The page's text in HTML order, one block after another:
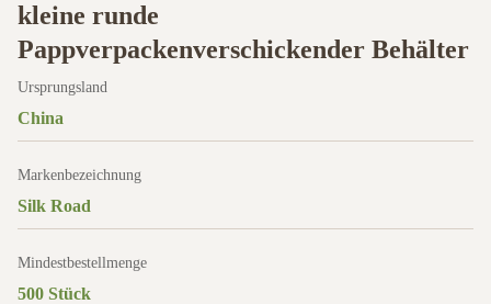
kleine runde
Pappverpackenverschickender Behälter
Ursprungsland
China
Markenbezeichnung
Silk Road
Mindestbestellmenge
500 Stück